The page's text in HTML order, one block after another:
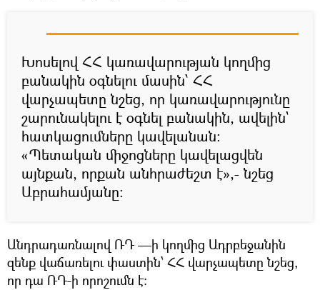
Խոսելով ՀՀ կառավարության կողմից
բանակին օգնելու մասին՝ ՀՀ
վարչապետը նշեց, որ կառավարությունը
շարունակելու է օգնել բանակին, ավելին`
հատկացումները կավելանան:
«Պետական միջոցները կավելացվեն
այնքան, որքան անհրաժեշտ է»,- նշեց
Աբրահամյանը:
Անդրադառնալով ՌԴ —ի կողմից Ադրբեջանին
զենք վաճառելու փաստին՝ ՀՀ վարչապետը նշեց,
որ դա ՌԴ-ի որոշումն է: